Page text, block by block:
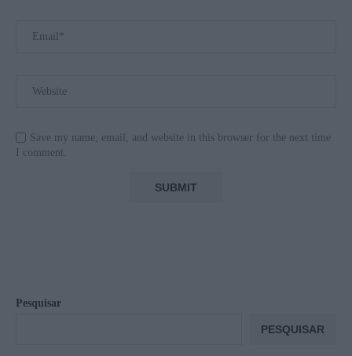
Save my name, email, and website in this browser for the next time
I comment.
Pesquisar
PESQUISAR